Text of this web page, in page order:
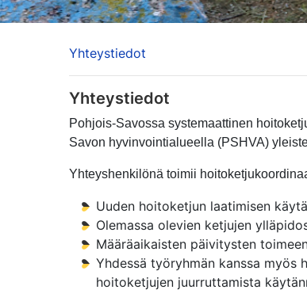
Yhteystiedot
Yhteystiedot
Pohjois-Savossa systemaattinen
Savon hyvinvointialueella (PSHVA)
Yhteyshenkilönä toimii
Uuden hoitoketjun laatimisen
Olemassa olevien ketjujen
Määräaikaisten päivitysten
Yhdessä työryhmän kanssa myös
hoitoketjujen juurruttamista